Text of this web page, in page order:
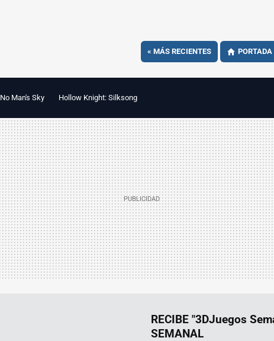
« MÁS RECIENTES PORTADA
No Man's Sky Hollow Knight: Silksong
RECIBE "3DJuegos
SEMANAL